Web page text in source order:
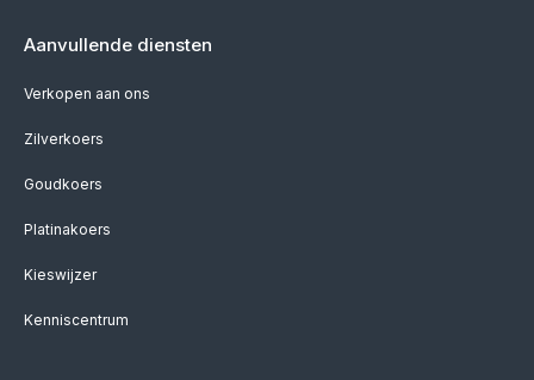
Aanvullende diensten
Verkopen aan ons
Zilverkoers
Goudkoers
Platinakoers
Kieswijzer
Kenniscentrum